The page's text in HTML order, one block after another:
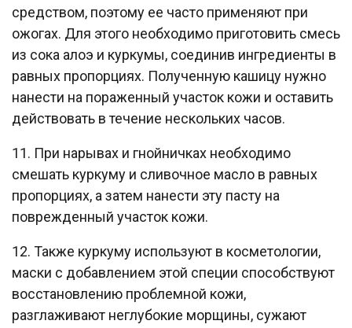
средством, поэтому ее часто применяют при
ожогах. Для этого необходимо приготовить смесь
из сока алоэ и куркумы, соединив ингредиенты в
равных пропорциях. Полученную кашицу нужно
нанести на пораженный участок кожи и оставить
действовать в течение нескольких часов.
11. При нарывах и гнойничках необходимо
смешать куркуму и сливочное масло в равных
пропорциях, а затем нанести эту пасту на
поврежденный участок кожи.
12. Также куркуму используют в косметологии,
маски с добавлением этой специи способствуют
восстановлению проблемной кожи,
разглаживают неглубокие морщины, сужают